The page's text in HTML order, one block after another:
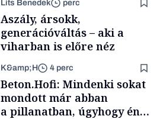
Lits Benedek perc
Aszály, ársokk,
generációváltás – aki a
viharban is előre néz
K&amp;H 4 perc
Beton.Hofi: Mindenki sokat
mondott már abban
a pillanatban, úgyhogy én